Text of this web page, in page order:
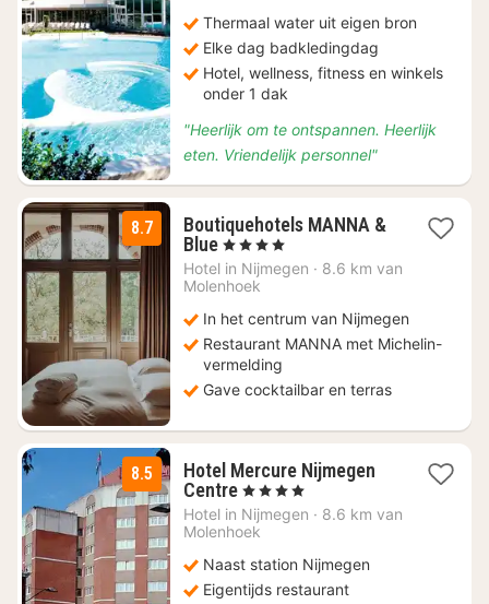
Thermaal water uit eigen bron
Elke dag badkledingdag
Hotel, wellness, fitness en winkels
onder 1 dak
"Heerlijk om te ontspannen. Heerlijk
eten. Vriendelijk personnel"
8.7
Boutiquehotels MANNA &
Blue1
nacht
vanaf
119
, 4 Sterren
Hotel in Nijmegen · 8.6 km van
Molenhoek
In het centrum van Nijmegen
Restaurant MANNA met Michelin-
vermelding
Gave cocktailbar en terras
8.5
Hotel Mercure Nijmegen
Centre2
nachten
vanaf
153,10
, 4 Sterren
Hotel in Nijmegen · 8.6 km van
Molenhoek
Naast station Nijmegen
Eigentijds restaurant